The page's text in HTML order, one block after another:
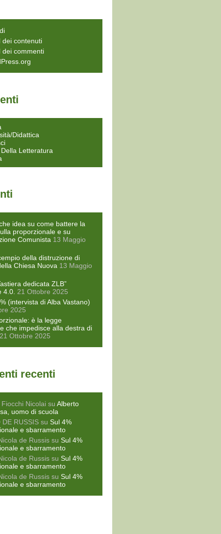
dei contenuti
dei commenti
Didattica
Letteratura
idea su come battere la
proporzionale e su
Comunista 13 Maggio
della distruzione di
Chiesa Nuova 13 Maggio
dedicata ZLB”
4.0. 21 Ottobre 2025
(intervista di Alba Vastano)
2025
è la legge
che impedisce alla destra di
21 Ottobre 2025
recenti
Fiocchi Nicolai suAlberto
uomo di scuola
DE RUSSIS suSul 4%
e sbarramento
de Russis suSul 4%
e sbarramento
de Russis suSul 4%
e sbarramento
de Russis suSul 4%
e sbarramento